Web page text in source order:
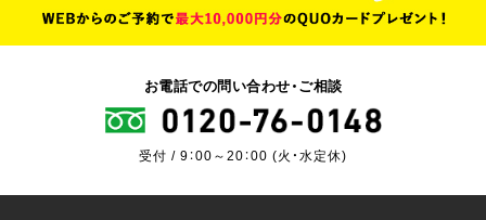
お電話での問い合わせ・ご相談
受付 / 9：00～20：00 (火・水定休)